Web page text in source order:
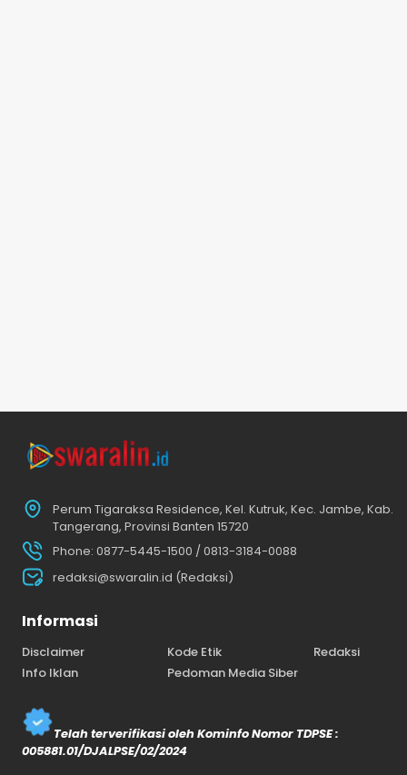
Perum Tigaraksa Residence, Kel. Kutruk, Kec. Jambe, Kab.
Tangerang, Provinsi Banten 15720
Phone: 0877-5445-1500 / 0813-3184-0088
redaksi@swaralin.id (Redaksi)
Informasi
Disclaimer Kode Etik
Redaksi
Info Iklan
Pedoman Media Siber
Telah terverifikasi oleh Kominfo Nomor TDPSE :
005881.01/DJALPSE/02/2024